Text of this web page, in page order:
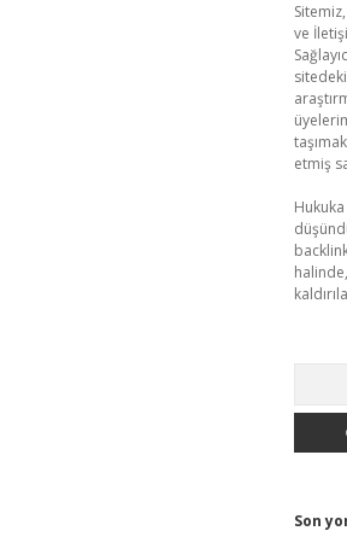
ve
etmiş
Son